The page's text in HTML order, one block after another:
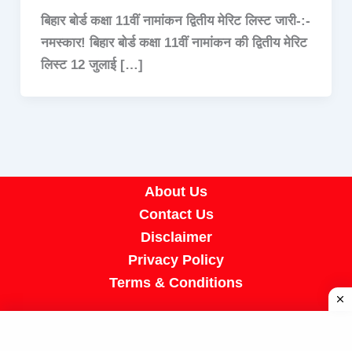
बिहार बोर्ड कक्षा 11वीं नामांकन द्वितीय मेरिट लिस्ट जारी-:-
नमस्कार! बिहार बोर्ड कक्षा 11वीं नामांकन की द्वितीय मेरिट
लिस्ट 12 जुलाई […]
About Us
Contact Us
Disclaimer
Privacy Policy
Terms & Conditions